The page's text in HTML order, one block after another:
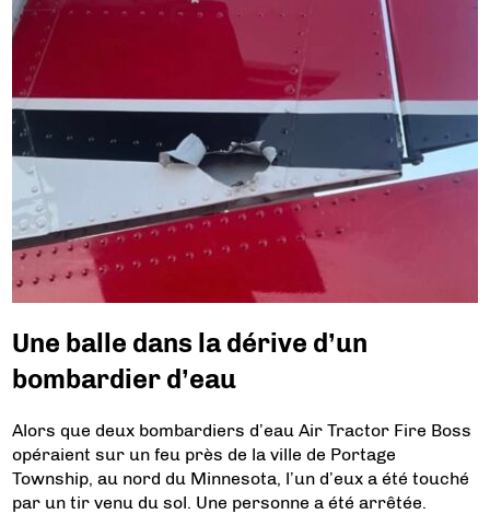
Une balle dans la dérive d’un
bombardier d’eau
Alors que deux bombardiers d’eau Air Tractor Fire Boss
opéraient sur un feu près de la ville de Portage
Township, au nord du Minnesota, l’un d’eux a été touché
par un tir venu du sol. Une personne a été arrêtée.